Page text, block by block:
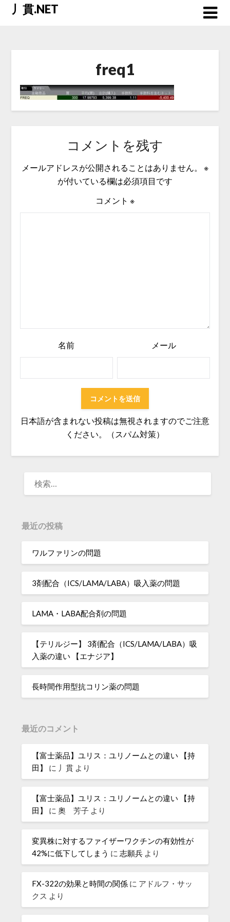
Skip丿貫.NET
freq1
コメントを残す
メールアドレスが公開されることはありません。
※
が付いている欄は必須項目です
コメント ※
名前 メール
日本語が含まれない投稿は無視されますのでご注意
ください。（スパム対策）
最近の投稿
ワルファリンの問題
3剤配合（ICS/LAMA/LABA）吸入薬の問題
LAMA・LABA配合剤の問題
【テリルジー】 3剤配合（ICS/LAMA/LABA）吸
入薬の違い 【エナジア】
長時間作用型抗コリン薬の問題
最近のコメント
【富士薬品】ユリス：ユリノームとの違い 【持
田】
に 丿貫 より
【富士薬品】ユリス：ユリノームとの違い 【持
田】
に奧 芳子 より
変異株に対するファイザーワクチンの有効性が
42%に低下してしまう に志願兵 より
FX-322の効果と時間の関係 に アドルフ・サッ
クス より